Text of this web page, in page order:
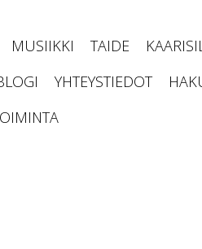
MUSIIKKI TAIDE
YHTEYSTIEDOT